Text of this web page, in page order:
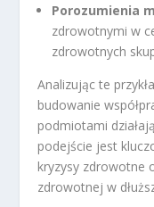
Porozumienia
zdrowotnymi w
zdrowotnych
Analizując te
budowanie
podmiotami
podejście jest
kryzysy zdrowotne
zdrowotnej w